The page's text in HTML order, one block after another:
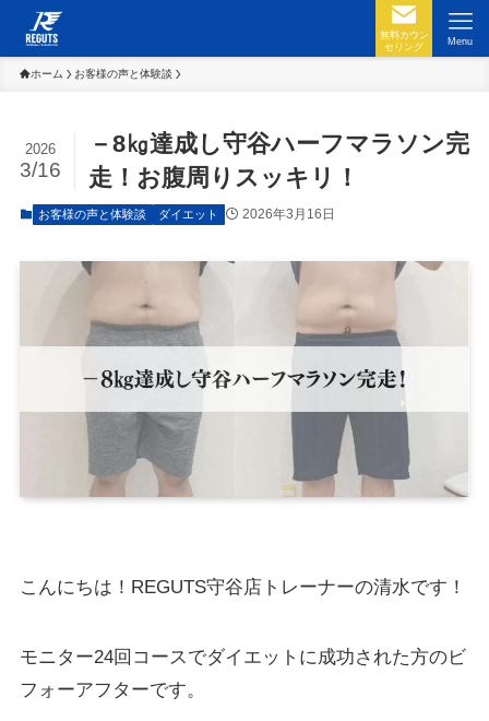
無料カウン
セリング
Menu
ホーム お客様の声と体験談
－8㎏達成し守谷ハーフマラソン完
走！お腹周りスッキリ！
2026
3/16
お客様の声と体験談 ダイエット 2026年3月16日
こんにちは！REGUTS守谷店トレーナーの清水です！
モニター24回コースでダイエットに成功された方のビ
フォーアフターです。